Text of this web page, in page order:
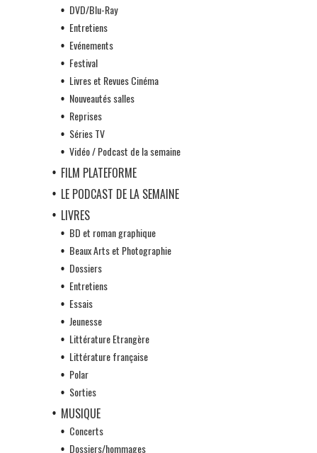
DVD/Blu-Ray
Entretiens
Evénements
Festival
Livres et Revues Cinéma
Nouveautés salles
Reprises
Séries TV
Vidéo / Podcast de la semaine
FILM PLATEFORME
LE PODCAST DE LA SEMAINE
LIVRES
BD et roman graphique
Beaux Arts et Photographie
Dossiers
Entretiens
Essais
Jeunesse
Littérature Etrangère
Littérature française
Polar
Sorties
MUSIQUE
Concerts
Dossiers/hommages